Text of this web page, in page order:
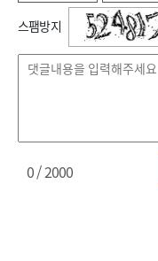
스팸방지
0/ 2000